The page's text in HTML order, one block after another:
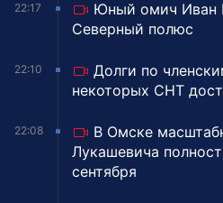
22:17
Юный омич Иван
Северный полюс
22:10
Долги по
некоторых СНТ
22:08
В Омске
Лукашевича
сентября